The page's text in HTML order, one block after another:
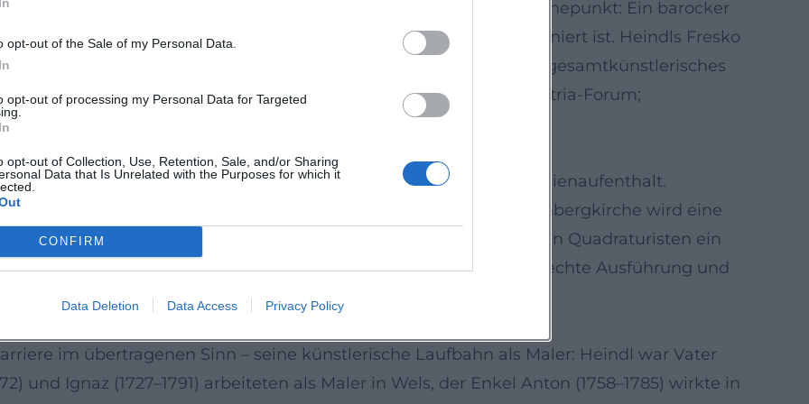
opt-out of the Sale of my Personal Data.
opt-out of processing my Personal Data for Targeted
opt-out of Collection, Use, Retention, Sale, and/or Sharing
Data that Is Unrelated with the Purposes for which it
CONFIRM
Data Deletion Data Access Privacy Policy
in Kremsmünster (1736–1737) bildet einen Höhepunkt: Ein barocker
Kuppel die Himmelfahrt Christi als leuchtende Apotheose inszeniert ist. Heindls Fresko
Hochaltar und schließt dramaturgisch den Kreuzweg ab – ein gesamtkünstlerisches
(Quellen: Wikipedia-Eintrag Kalvarienberg Kremsmünster; Austria-Forum;
geschätzter, aber nicht hofgetriebener Meister
ohne den Nimbus des hofnahen Virtuosen mit Italienaufenthalt.
im Mittelfeld des Marktes: Für die Ausmalung einer Kalvarienbergkirche wird eine
eine ähnlich große Kuppel in Stadl-Paura an Carlone und seinen Quadraturisten ein
dauerhaft gefragt – ein Indiz für solide Produktion, termingerechte Ausführung und
Süddeutscher Barock; Deutsche Biographie)
im übertragenen Sinn – seine künstlerische Laufbahn als Maler: Heindl war Vater
und Ignaz (1727–1791) arbeiteten als Maler in Wels, der Enkel Anton (1758–1785) wirkte in